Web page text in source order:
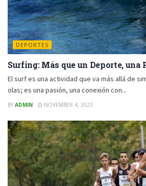
DEPORTES
Surfing: Más que un Deporte, una
El surf es una actividad que va más allá de
olas; es una pasión, una conexión con...
BY ADMIN NOVEMBER 4, 2023